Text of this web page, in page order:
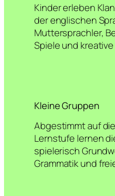
Kinder erleben
der englischen
Muttersprachler,
Spiele und
Kleine Gruppen
Abgestimmt auf
Lernstufe lernen
spielerisch
Grammatik und